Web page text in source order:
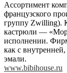
Ассортимент
французского
группу Zwilling).
кастрюли —
исполнении.
как с
эмали.
www.bibihouse.ru